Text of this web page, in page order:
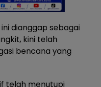
dianggap sebagai
kini telah
bencana yang
telah menutupi